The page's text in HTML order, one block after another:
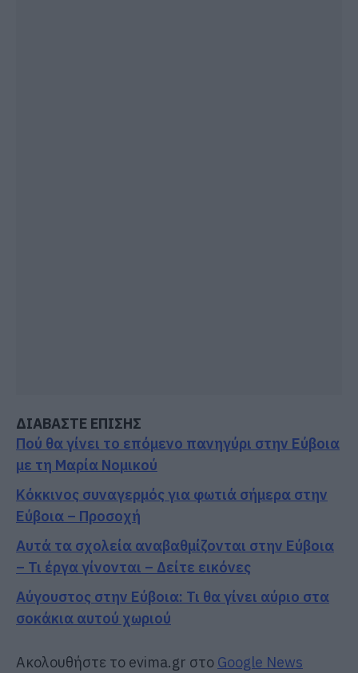
ΔΙΑΒΑΣΤΕ ΕΠΙΣΗΣ
Πού θα γίνει το επόμενο πανηγύρι στην Εύβοια
με τη Μαρία Νομικού
Κόκκινος συναγερμός για φωτιά σήμερα στην
Εύβοια – Προσοχή
Αυτά τα σχολεία αναβαθμίζονται στην Εύβοια
– Τι έργα γίνονται – Δείτε εικόνες
Αύγουστος στην Εύβοια: Τι θα γίνει αύριο στα
σοκάκια αυτού χωριού
Ακολουθήστε το evima.gr στο Google News